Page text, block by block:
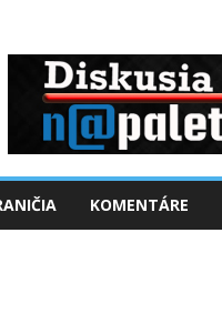
KOMENTÁRE